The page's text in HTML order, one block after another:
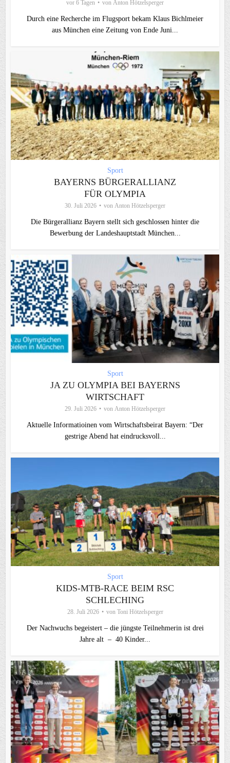
vor 6 Tagen von Anton Hötzelsperger
Durch eine Recherche im Flugsport bekam Klaus Bichlmeier
aus München eine Zeitung von Ende Juni...
Sport
BAYERNS BÜRGERALLIANZ
FÜR OLYMPIA
30. Juli 2026 von Anton Hötzelsperger
Die Bürgerallianz Bayern stellt sich geschlossen hinter die
Bewerbung der Landeshauptstadt München...
Sport
JA ZU OLYMPIA BEI BAYERNS
WIRTSCHAFT
29. Juli 2026 von Anton Hötzelsperger
Aktuelle Informatioinen vom Wirtschaftsbeirat Bayern: “Der
gestrige Abend hat eindrucksvoll...
Sport
KIDS-MTB-RACE BEIM RSC
SCHLECHING
28. Juli 2026 von Toni Hötzelsperger
Der Nachwuchs begeistert – die jüngste Teilnehmerin ist drei
Jahre alt – 40 Kinder...